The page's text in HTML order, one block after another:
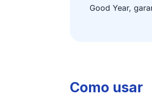
Good Year,
Como usar